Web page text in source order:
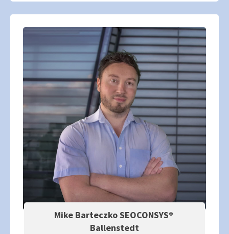
Mike Barteczko SEOCONSYS®
Ballenstedt